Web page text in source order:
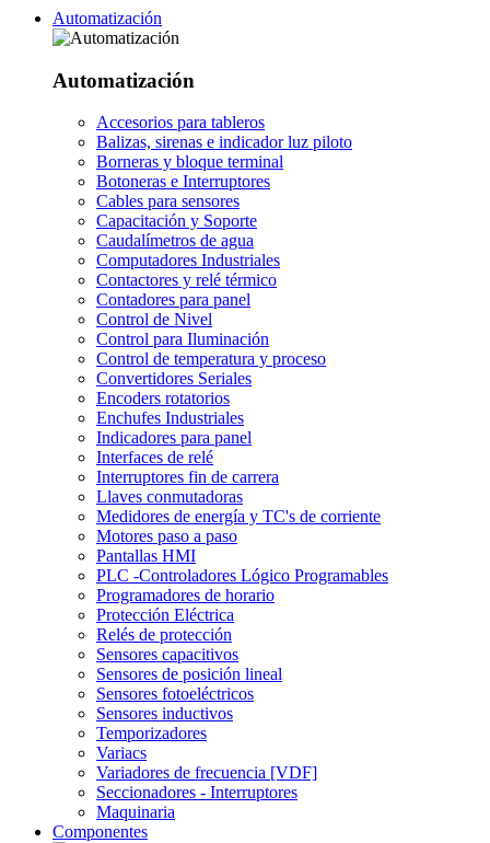
Automatización
Automatización
Accesorios para tableros
Balizas, sirenas e indicador luz piloto
Borneras y bloque terminal
Botoneras e Interruptores
Cables para sensores
Capacitación y Soporte
Caudalímetros de agua
Computadores Industriales
Contactores y relé térmico
Contadores para panel
Control de Nivel
Control para Iluminación
Control de temperatura y proceso
Convertidores Seriales
Encoders rotatorios
Enchufes Industriales
Indicadores para panel
Interfaces de relé
Interruptores fin de carrera
Llaves conmutadoras
Medidores de energía y TC's de corriente
Motores paso a paso
Pantallas HMI
PLC -Controladores Lógico Programables
Programadores de horario
Protección Eléctrica
Relés de protección
Sensores capacitivos
Sensores de posición lineal
Sensores fotoeléctricos
Sensores inductivos
Temporizadores
Variacs
Variadores de frecuencia [VDF]
Seccionadores - Interruptores
Maquinaria
Componentes